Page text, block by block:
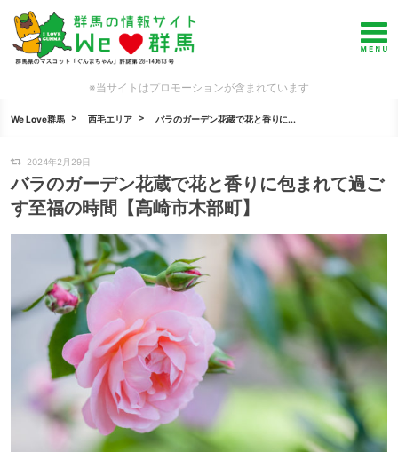
※当サイトはプロモーションが含まれています
We Love群馬 西毛エリア バラのガーデン花蔵で花と香りに...
2024年2月29日
バラのガーデン花蔵で花と香りに包まれて過ご
す至福の時間【高崎市木部町】